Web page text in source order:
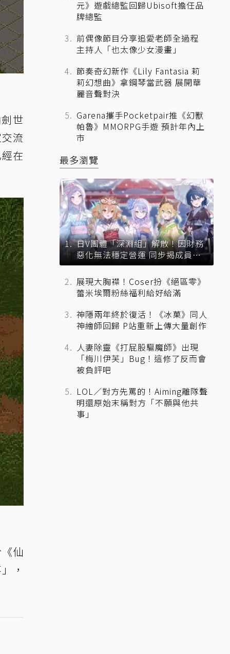
世
流
在
仙
，
元》遊戲總監回歸Ubisoft擔任品
牌總監
前偶像節目分享追愛老師全過程
主持人「也太像少女漫畫」
節奏奇幻新作《Lily Fantasia 莉
莉幻想曲》拿鋼琴當武器 展開華
麗音聲對決
Garena攜手Pocketpair推《幻獸
帕魯》MMORPG手遊 預計年內上
市
最多瀏覽
日V團體「深淵組」解散！因財務
惡化無法穩定營運 同步揭成員未
來去向
展現大胸襟！Coser扮《絕區零》
蕾米埃爾粉絲福利給好給滿
神隱兩年終於復活！《冰菓》同人
神繪師回歸 P站重新上傳大量創作
人妻除靈《打屁股驅魔師》出現
「梅川伊芙」Bug！這修了反而會
被負評吧
LOL／對方先罵的！Aiming離隊聲
明還原始末稱對方「不願與他共
事」